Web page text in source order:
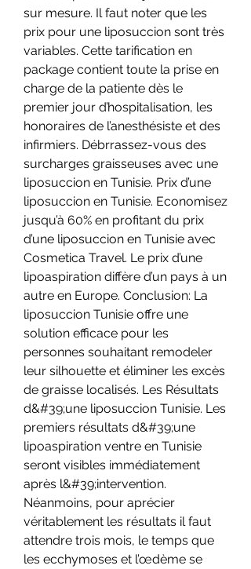
sur mesure. Il faut noter que les
prix pour une liposuccion sont très
variables. Cette tarification en
package contient toute la prise en
charge de la patiente dès le
premier jour d’hospitalisation, les
honoraires de l’anesthésiste et des
infirmiers. Débrrassez-vous des
surcharges graisseuses avec une
liposuccion en Tunisie. Prix d’une
liposuccion en Tunisie. Economisez
jusqu’à 60% en profitant du prix
d’une liposuccion en Tunisie avec
Cosmetica Travel. Le prix d’une
lipoaspiration diffère d’un pays à un
autre en Europe. Conclusion: La
liposuccion Tunisie offre une
solution efficace pour les
personnes souhaitant remodeler
leur silhouette et éliminer les excès
de graisse localisés. Les Résultats
d&#39;une liposuccion Tunisie. Les
premiers résultats d&#39;une
lipoaspiration ventre en Tunisie
seront visibles immédiatement
après l&#39;intervention.
Néanmoins, pour aprécier
véritablement les résultats il faut
attendre trois mois, le temps que
les ecchymoses et l’œdème se